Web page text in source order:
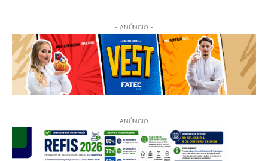
- ANÚNCIO -
- ANÚNCIO -